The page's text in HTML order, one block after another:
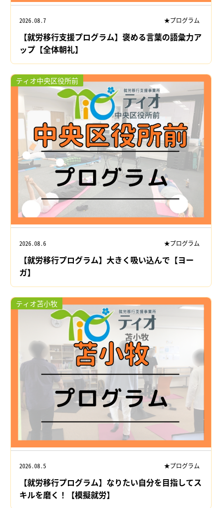
2026.08.7 ★プログラム
【就労移行支援プログラム】褒める言葉の語彙力ア
ップ【全体朝礼】
ティオ中央区役所前
2026.08.6 ★プログラム
【就労移行プログラム】大きく吸い込んで【ヨー
ガ】
ティオ苫小牧
2026.08.5 ★プログラム
【就労移行プログラム】なりたい自分を目指してス
キルを磨く！【模擬就労】